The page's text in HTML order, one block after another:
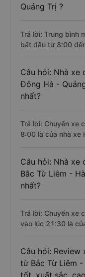
Quảng Trị ?
Trả lời: Trung bình
bắt đầu từ 8:00
Câu hỏi: Nhà xe
Đông Hà -
nhất?
Trả lời: Chuyến xe
8:00 là của nhà xe
Câu hỏi: Nhà
Bắc Từ Liêm -
nhất?
Trả lời: Chuyến xe
vào lúc 21:30 là
Câu hỏi:
từ Bắc Từ Liêm
tốt, xuất sắc,